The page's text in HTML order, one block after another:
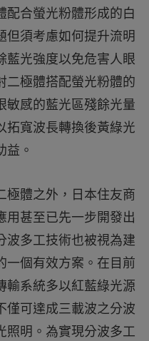
配合螢光粉體形成的白
但須考慮如何提升流明
藍光強度以免危害人眼
二極體搭配螢光粉體的
敏感的藍光區殘餘光量
拓寬波長轉換後黃綠光
。
極體之外，日本住友商
用甚至已先一步開發出
波多工技術也被視為建
一個有效方案。在目前
輸系統多以紅藍綠光源
僅可達成三載波之分波
照明。為實現分波多工